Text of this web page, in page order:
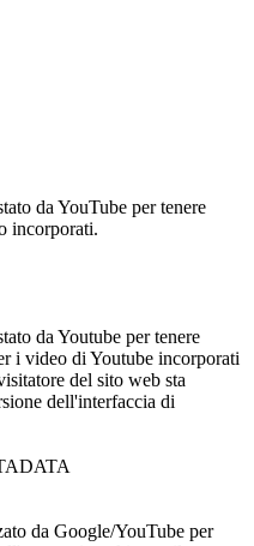
da YouTube per tenere
incorporati.
da Youtube per tenere
i video di Youtube incorporati
del sito web sta
dell'interfaccia di
da Google/YouTube per